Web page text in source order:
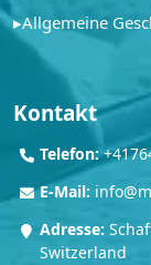
▸Allgemeine
Kontakt
Telefon:
E-Mail:
Adresse:
Switzerland